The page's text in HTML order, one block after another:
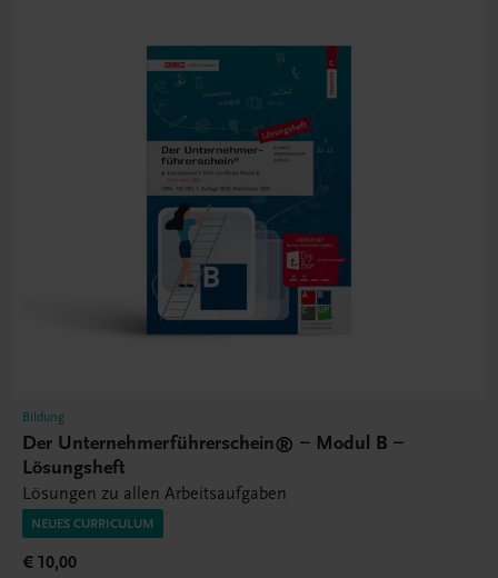
Bildung
Der Unternehmerführerschein® – Modul B –
Lösungsheft
Lösungen zu allen Arbeitsaufgaben
NEUES CURRICULUM
€ 10,00